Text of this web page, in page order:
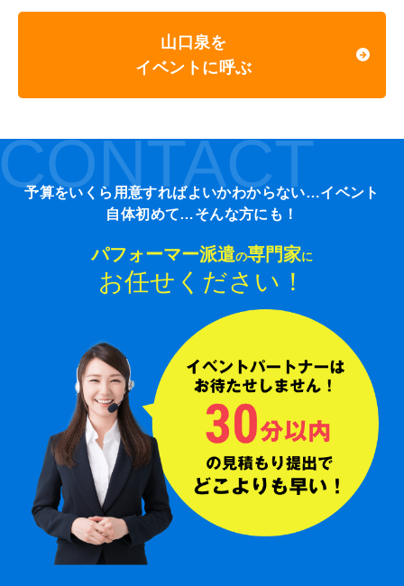
山口泉を
イベントに呼ぶ
予算をいくら用意すればよいかわからない…イベント
自体初めて…そんな方にも！
パフォーマー派遣の専門家に
お任せください！